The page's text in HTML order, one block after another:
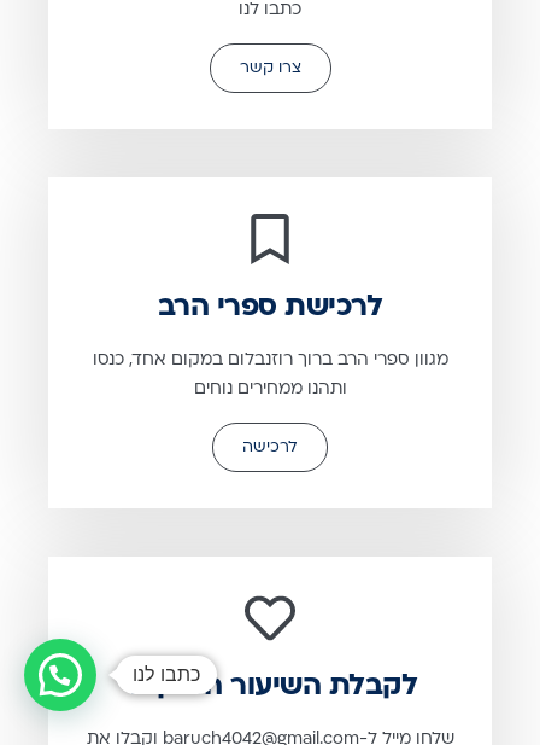
כתבו לנו
צרו קשר
לרכישת ספרי הרב
מגוון ספרי הרב ברוך רוזנבלום במקום אחד, כנסו
ותהנו ממחירים נוחים
לרכישה
לקבלת השיעור המוקלד
שלחו מייל ל-baruch4042@gmail.com וקבלו את
כתבו לנו